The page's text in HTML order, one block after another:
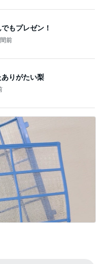
もプレゼン！
前
りがたい梨